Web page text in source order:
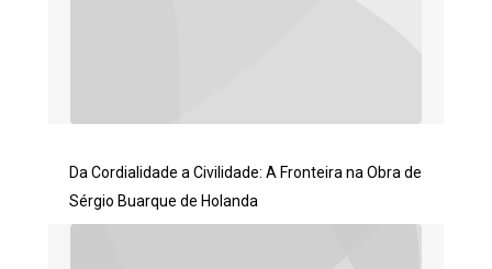
Da Cordialidade a Civilidade: A Fronteira na Obra de
Sérgio Buarque de Holanda